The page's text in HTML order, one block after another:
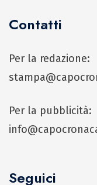
Contatti
Per la redazione:
Per la pubblicità:
Seguici